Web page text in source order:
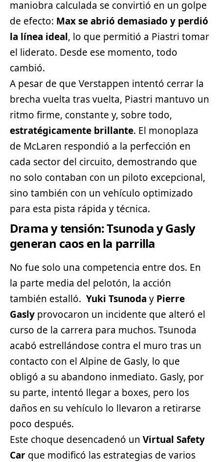
maniobra calculada se convirtió en un golpe
de efecto: Max se abrió demasiado y perdió
la línea ideal, lo que permitió a Piastri tomar
el liderato. Desde ese momento, todo
cambió.
A pesar de que Verstappen intentó cerrar la
brecha vuelta tras vuelta, Piastri mantuvo un
ritmo firme, constante y, sobre todo,
estratégicamente brillante. El monoplaza
de McLaren respondió a la perfección en
cada sector del circuito, demostrando que
no solo contaban con un piloto excepcional,
sino también con un vehículo optimizado
para esta pista rápida y técnica.
Drama y tensión: Tsunoda y Gasly
generan caos en la parrilla
No fue solo una competencia entre dos. En
la parte media del pelotón, la acción
también estalló. Yuki Tsunoda y Pierre
Gasly provocaron un incidente que alteró el
curso de la carrera para muchos. Tsunoda
acabó estrellándose contra el muro tras un
contacto con el Alpine de Gasly, lo que
obligó a su abandono inmediato. Gasly, por
su parte, intentó llegar a boxes, pero los
daños en su vehículo lo llevaron a retirarse
poco después.
Este choque desencadenó un Virtual Safety
Car que modificó las estrategias de varios